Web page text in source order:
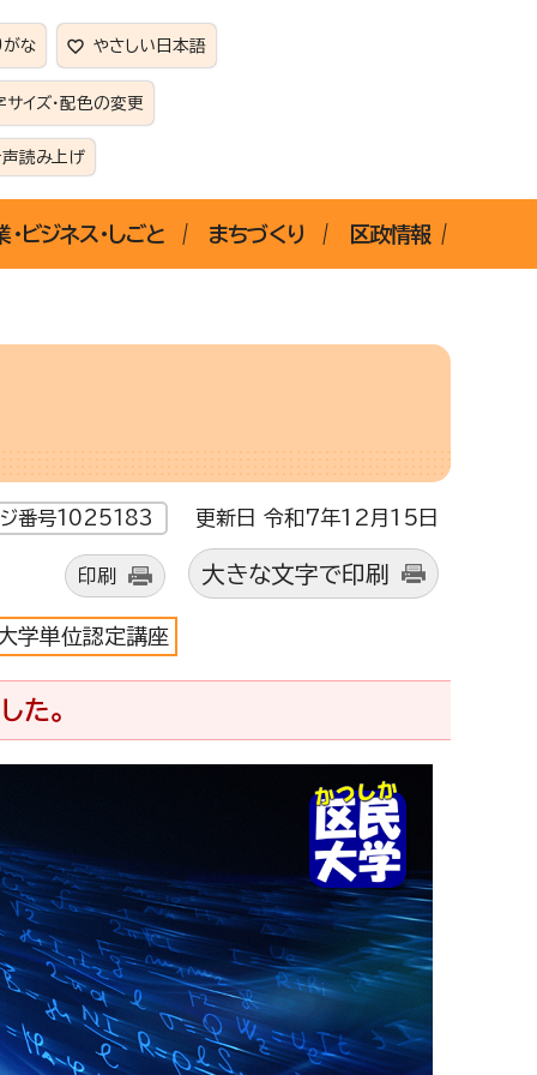
がな やさしい日本語
サイズ・配色の変更
読み上げ
・ビジネス・しごと まちづくり 区政情報
ジ番号1025183 更新日 令和7年12月15日
印刷 大きな文字で印刷
学単位認定講座
た。